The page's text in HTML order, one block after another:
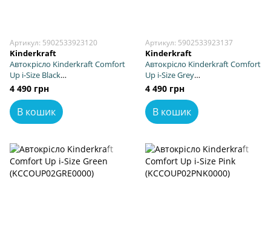
Артикул: 5902533923120
Kinderkraft
Автокрісло Kinderkraft Comfort
Up i-Size Black
(KCCOUP02BLK0000)
4 490 грн
В кошик
Артикул: 5902533923137
Kinderkraft
Автокрісло Kinderkraft Comfort
Up i-Size Grey
(KCCOUP02GRY0000)
4 490 грн
В кошик